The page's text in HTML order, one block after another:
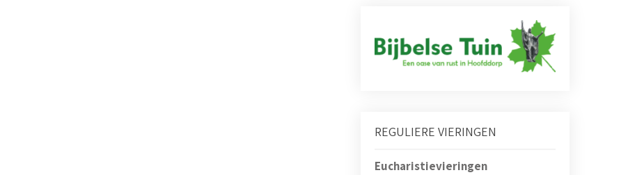
REGULIERE VIERINGEN
Eucharistievieringen